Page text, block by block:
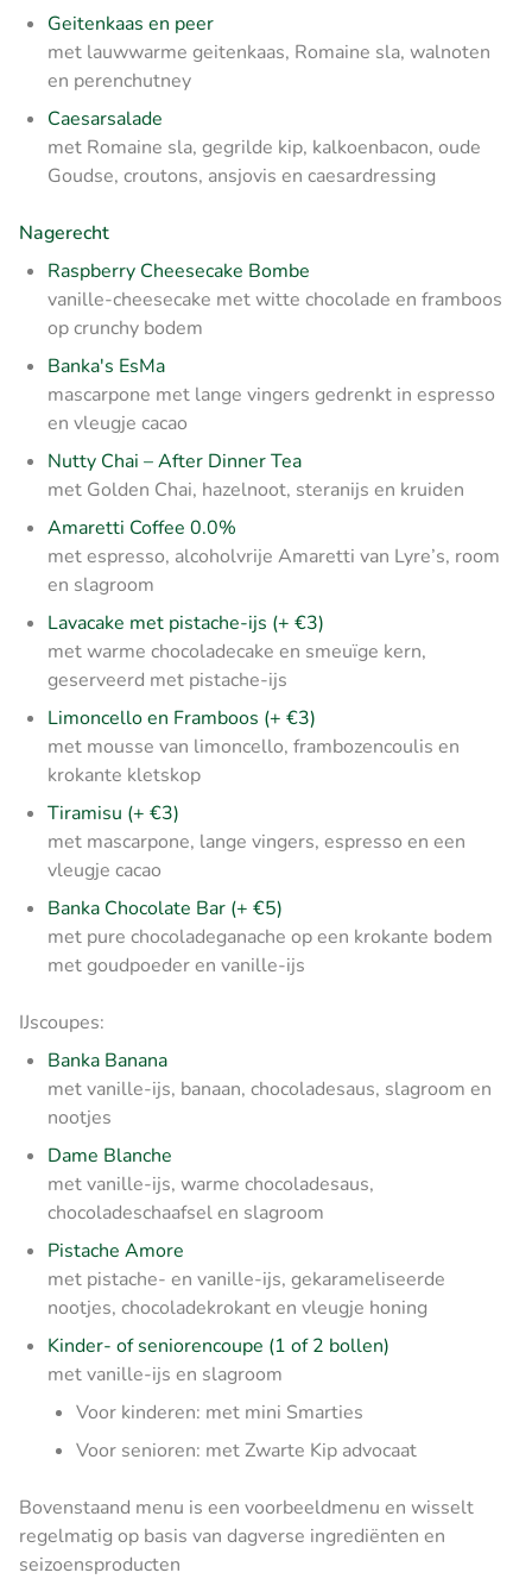
Geitenkaas en peer
met lauwwarme geitenkaas, Romaine sla, walnoten
en perenchutney
Caesarsalade
met Romaine sla, gegrilde kip, kalkoenbacon, oude
Goudse, croutons, ansjovis en caesardressing
Nagerecht
Raspberry Cheesecake Bombe
vanille-cheesecake met witte chocolade en framboos
op crunchy bodem
Banka's EsMa
mascarpone met lange vingers gedrenkt in espresso
en vleugje cacao
Nutty Chai – After Dinner Tea
met Golden Chai, hazelnoot, steranijs en kruiden
Amaretti Coffee 0.0%
met espresso, alcoholvrije Amaretti van Lyre’s, room
en slagroom
Lava­cake met pistache-ijs (+ €3)
met warme chocoladecake en smeuïge kern,
geserveerd met pistache-ijs
Limoncello en Framboos (+ €3)
met mousse van limoncello, frambozencoulis en
krokante kletskop
Tiramisu (+ €3)
met mascarpone, lange vingers, espresso en een
vleugje cacao
Banka Chocolate Bar (+ €5)
met pure chocoladeganache op een krokante bodem
met goudpoeder en vanille-ijs
IJscoupes:
Banka Banana
met vanille-ijs, banaan, chocoladesaus, slagroom en
nootjes
Dame Blanche
met vanille-ijs, warme chocoladesaus,
chocoladeschaafsel en slagroom
Pistache Amore
met pistache- en vanille-ijs, gekarameliseerde
nootjes, chocoladekrokant en vleugje honing
Kinder- of seniorencoupe (1 of 2 bollen)
met vanille-ijs en slagroom
Voor kinderen: met mini Smarties
Voor senioren: met Zwarte Kip advocaat
Bovenstaand menu is een voorbeeldmenu en wisselt
regelmatig op basis van dagverse ingrediënten en
seizoensproducten